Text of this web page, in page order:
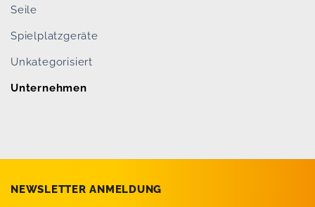
Seile
Spielplatzgeräte
Unkategorisiert
Unternehmen
NEWSLETTER ANMELDUNG